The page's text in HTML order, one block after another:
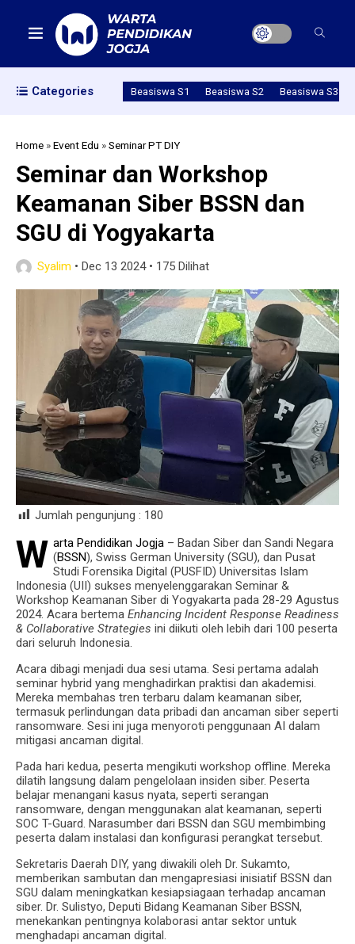
Categories Beasiswa S1 Beasiswa S2 Beasiswa S3
Home »Event Edu »Seminar PT DIY
Seminar dan Workshop
Keamanan Siber BSSN dan
SGU di Yogyakarta
Syalim • Dec 13 2024• 175 Dilihat
Jumlah pengunjung : 180
W arta Pendidikan Jogja – Badan Siber dan Sandi Negara
(BSSN), Swiss German University (SGU), dan Pusat
Studi Forensika Digital (PUSFID) Universitas Islam
Indonesia (UII) sukses menyelenggarakan Seminar &
Workshop Keamanan Siber di Yogyakarta pada 28-29 Agustus
2024. Acara bertema Enhancing Incident Response Readiness
& Collaborative Strategies ini diikuti oleh lebih dari 100 peserta
dari seluruh Indonesia.
Acara dibagi menjadi dua sesi utama. Sesi pertama adalah
seminar hybrid yang menghadirkan praktisi dan akademisi.
Mereka membahas tren terbaru dalam keamanan siber,
termasuk perlindungan data pribadi dan ancaman siber seperti
ransomware. Sesi ini juga menyoroti penggunaan AI dalam
mitigasi ancaman digital.
Pada hari kedua, peserta mengikuti workshop offline. Mereka
dilatih langsung dalam pengelolaan insiden siber. Peserta
belajar menangani kasus nyata, seperti serangan
ransomware, dengan menggunakan alat keamanan, seperti
SOC T-Guard. Narasumber dari BSSN dan SGU membimbing
peserta dalam instalasi dan konfigurasi perangkat tersebut.
Sekretaris Daerah DIY, yang diwakili oleh Dr. Sukamto,
memberikan sambutan dan mengapresiasi inisiatif BSSN dan
SGU dalam meningkatkan kesiapsiagaan terhadap ancaman
siber. Dr. Sulistyo, Deputi Bidang Keamanan Siber BSSN,
menekankan pentingnya kolaborasi antar sektor untuk
menghadapi ancaman digital.